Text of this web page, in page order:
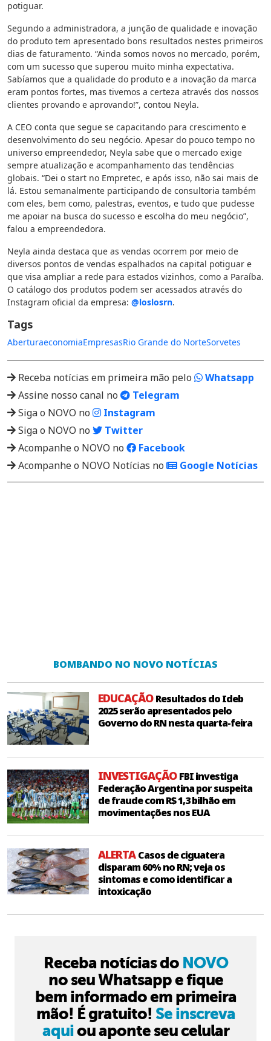
potiguar.
Segundo a administradora, a junção de qualidade e inovação
do produto tem apresentado bons resultados nestes primeiros
dias de faturamento. “Ainda somos novos no mercado, porém,
com um sucesso que superou muito minha expectativa.
Sabíamos que a qualidade do produto e a inovação da marca
eram pontos fortes, mas tivemos a certeza através dos nossos
clientes provando e aprovando!”, contou Neyla.
A CEO conta que segue se capacitando para crescimento e
desenvolvimento do seu negócio. Apesar do pouco tempo no
universo empreendedor, Neyla sabe que o mercado exige
sempre atualização e acompanhamento das tendências
globais. “Dei o start no Empretec, e após isso, não sai mais de
lá. Estou semanalmente participando de consultoria também
com eles, bem como, palestras, eventos, e tudo que pudesse
me apoiar na busca do sucesso e escolha do meu negócio”,
falou a empreendedora.
Neyla ainda destaca que as vendas ocorrem por meio de
diversos pontos de vendas espalhados na capital potiguar e
que visa ampliar a rede para estados vizinhos, como a Paraíba.
O catálogo dos produtos podem ser acessados através do
Instagram oficial da empresa: @loslosrn.
Tags
AberturaeconomiaEmpresasRio Grande do NorteSorvetes
Receba notícias em primeira mão pelo
Whatsapp
Assine nosso canal no
Telegram
Siga o NOVO no
Instagram
Siga o NOVO no
Twitter
Acompanhe o NOVO no
Facebook
Acompanhe o NOVO Notícias no
Google Notícias
BOMBANDO NO NOVO NOTÍCIAS
EDUCAÇÃOResultados do Ideb
2025 serão apresentados pelo
Governo do RN nesta quarta-feira
INVESTIGAÇÃOFBI investiga
Federação Argentina por suspeita
de fraude com R$ 1,3 bilhão em
movimentações nos EUA
ALERTACasos de ciguatera
disparam 60% no RN; veja os
sintomas e como identificar a
intoxicação
Receba notícias do NOVO
no seu Whatsapp e fique
bem informado em primeira
mão! É gratuito! Se inscreva
aquiou aponte seu celular